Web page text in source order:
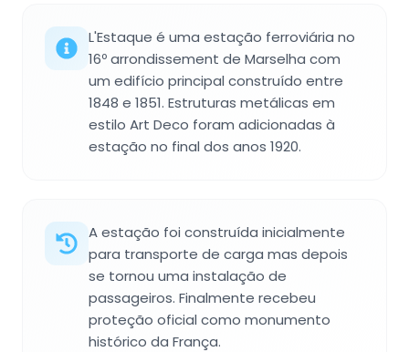
L'Estaque é uma estação ferroviária no
16º arrondissement de Marselha com
um edifício principal construído entre
1848 e 1851. Estruturas metálicas em
estilo Art Deco foram adicionadas à
estação no final dos anos 1920.
A estação foi construída inicialmente
para transporte de carga mas depois
se tornou uma instalação de
passageiros. Finalmente recebeu
proteção oficial como monumento
histórico da França.